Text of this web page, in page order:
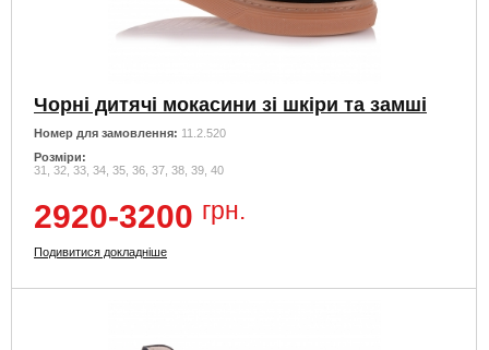
Чорні дитячі мокасини зі шкіри та замші
Номер для замовлення: 11.2.520
Розміри:
31, 32, 33, 34, 35, 36, 37, 38, 39, 40
2920-3200 грн.
Подивитися докладніше